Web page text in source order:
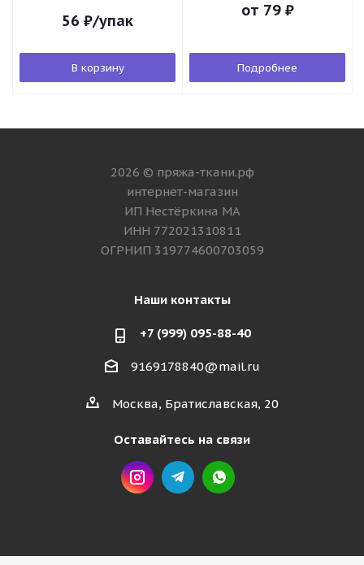
56 ₽/упак
В корзину
от 79 ₽
Подробнее
2026 © пряжа-ткани.рф
интернет-магазин
ИП Нестёркина МА
ИНН 772021310811
ОГРНИП 319774600703059
Наши контакты
+7 (999) 095-88-40
9169178840@mail.ru
Москва, Братиславская, 20
Оставайтесь на связи